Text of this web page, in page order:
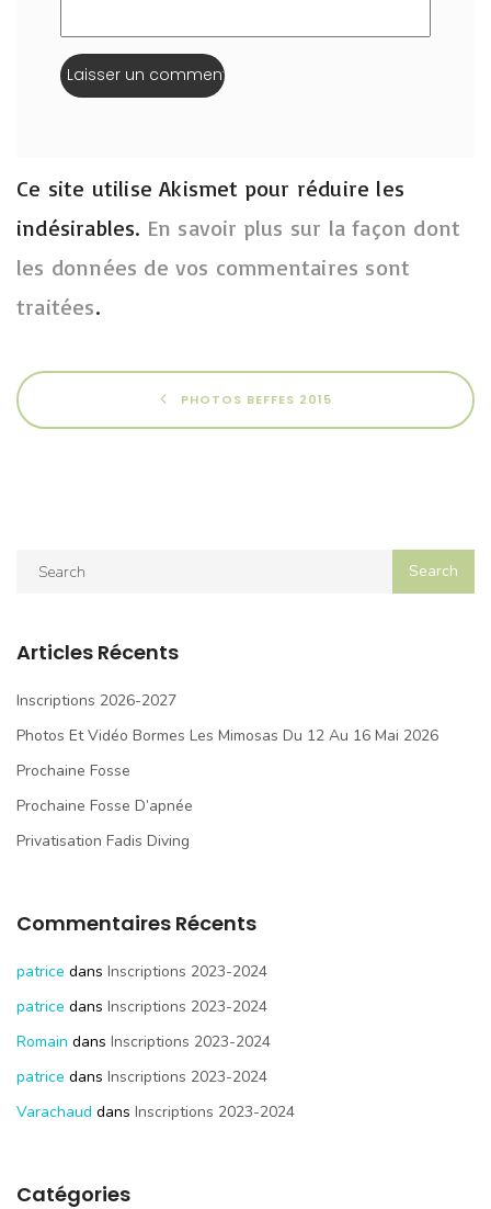
Ce site utilise Akismet pour réduire les
indésirables. En savoir plus sur la façon dont
les données de vos commentaires sont
traitées.
PHOTOS BEFFES 2015
Articles Récents
Inscriptions 2026-2027
Photos Et Vidéo Bormes Les Mimosas Du 12 Au 16 Mai 2026
Prochaine Fosse
Prochaine Fosse D’apnée
Privatisation Fadis Diving
Commentaires Récents
patrice dans Inscriptions 2023-2024
patrice dans Inscriptions 2023-2024
Romain dans Inscriptions 2023-2024
patrice dans Inscriptions 2023-2024
Varachaud dans Inscriptions 2023-2024
Catégories